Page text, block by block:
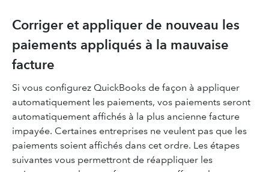
Corriger et appliquer de nouveau les
paiements appliqués à la mauvaise
facture
Si vous configurez QuickBooks de façon à appliquer
automatiquement les paiements, vos paiements seront
automatiquement affichés à la plus ancienne facture
impayée. Certaines entreprises ne veulent pas que les
paiements soient affichés dans cet ordre. Les étapes
suivantes vous permettront de réappliquer les